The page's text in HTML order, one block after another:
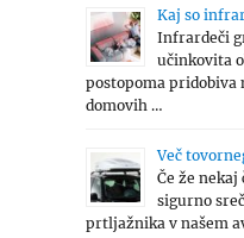
Kaj so
Infrardeči
učinkovita
postopoma
domovih …
Več
Če že nekaj
sigurno
prtljažnika v našem